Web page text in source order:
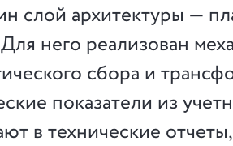
слой архитектуры —
него реализован
сбора и
показатели из
в технические